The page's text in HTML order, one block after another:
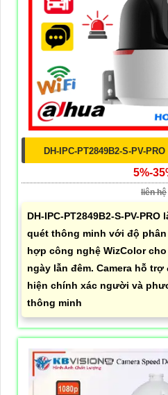
DH-IPC-PT2849B2-S-PV-
5%-
liên hệ
DH-IPC-PT2849B2-S-PV-
quét thông minh với độ
hợp công nghệ WizColor
ngày lẫn đêm. Camera hỗ
hiện chính xác người và
thông minh